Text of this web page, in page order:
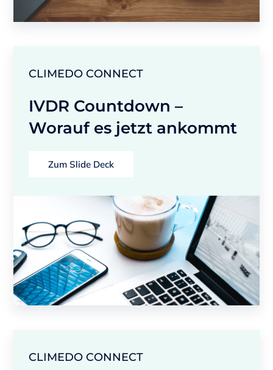
CLIMEDO CONNECT
IVDR Countdown –
Worauf es jetzt ankommt
Zum Slide Deck
CLIMEDO CONNECT